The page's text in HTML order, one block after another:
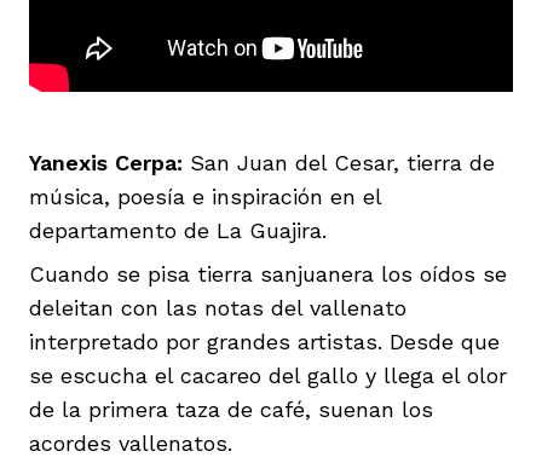
Yanexis Cerpa: San Juan del Cesar, tierra de
música, poesía e inspiración en el
departamento de La Guajira.
Cuando se pisa tierra sanjuanera los oídos se
deleitan con las notas del vallenato
interpretado por grandes artistas. Desde que
se escucha el cacareo del gallo y llega el olor
de la primera taza de café, suenan los
acordes vallenatos.
2023
Baja
equipo
nuestro contenido